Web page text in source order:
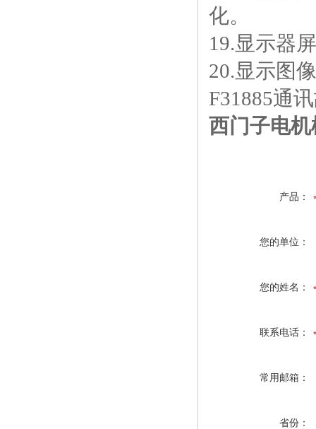
化。
19.显示器
20.显示图
F31885通
西门子电
产品：
您的单位：
您的姓名：
联系电话：
常用邮箱：
省份：